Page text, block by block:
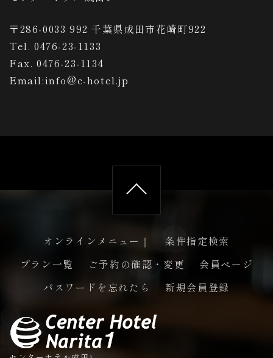
〒286-0033 992 千葉県成田市花崎町922
Tel. 0476-23-1133
Fax. 0476-23-1134
Email:info@c-hotel.jp
ペー
オンラインメニュー｜
条件指定検索
プラン一覧
ご予約の確認・変更
会員ページ
パスワードを忘れたら
新規会員登録